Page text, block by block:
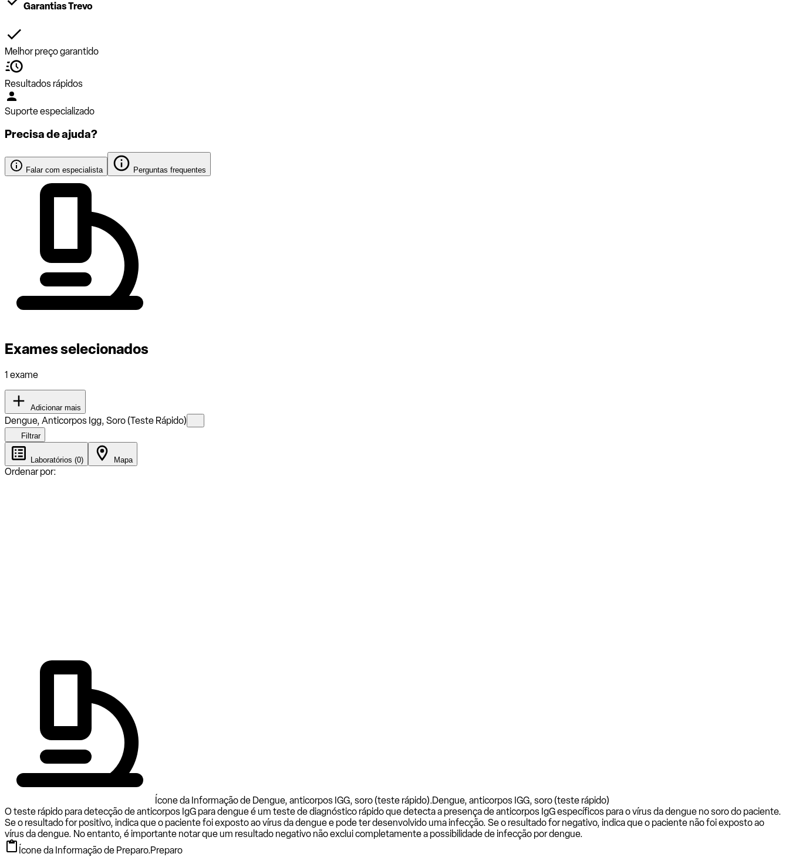
Garantias Trevo
Melhor preço garantido
Resultados rápidos
Suporte especializado
Precisa de ajuda?
Falar com especialista Perguntas frequentes
Exames selecionados
1 exame
Adicionar mais
Dengue, Anticorpos Igg, Soro (Teste Rápido)
Filtrar
Laboratórios (0) Mapa
Ordenar por:
Ícone da Informação de Dengue, anticorpos IGG, soro (teste rápido).Dengue, anticorpos IGG, soro (teste rápido)
O teste rápido para detecção de anticorpos IgG para dengue é um teste de diagnóstico rápido que detecta a presença de anticorpos IgG específicos para o vírus da dengue no soro do paciente.
Se o resultado for positivo, indica que o paciente foi exposto ao vírus da dengue e pode ter desenvolvido uma infecção. Se o resultado for negativo, indica que o paciente não foi exposto ao
vírus da dengue. No entanto, é importante notar que um resultado negativo não exclui completamente a possibilidade de infecção por dengue.
Ícone da Informação de Preparo.Preparo